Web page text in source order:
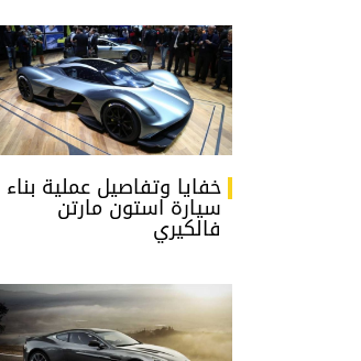
خفايا وتفاصيل عملية بناء
سيارة استون مارتن
فالكيري